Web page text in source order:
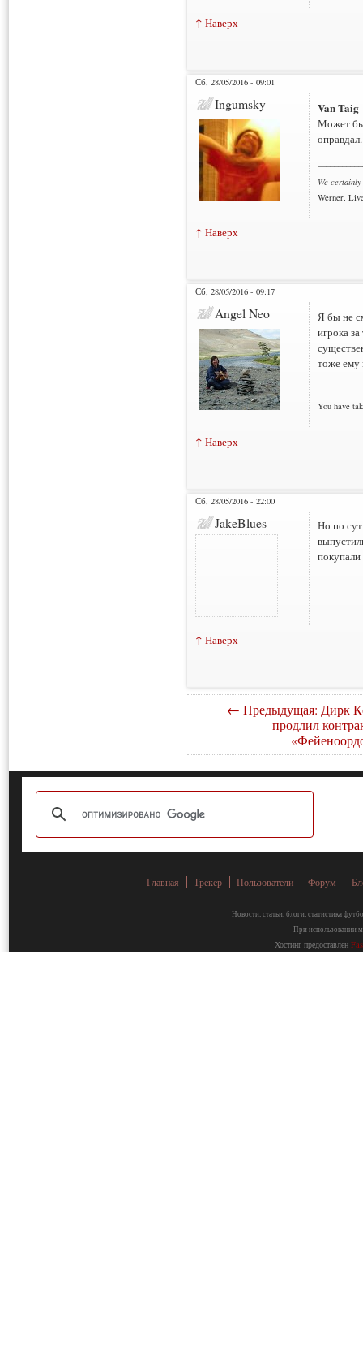
↑ Наверх
Сб, 28/05/2016 - 09:01
Ingumsky Van Taig
Может
оправдал.
We
Werner,
↑ Наверх
Сб, 28/05/2016 - 09:17
Angel Neo
Я бы не
игрока
тоже ему
You have
↑ Наверх
Сб, 28/05/2016 - 22:00
JakeBlues
Но по
↑ Наверх
← Предыдущая: Дирк
продлил
Главная Трекер Пользователи Форум
Новости, статьи, блоги, статистика
При использовании
Хостинг предоставлен